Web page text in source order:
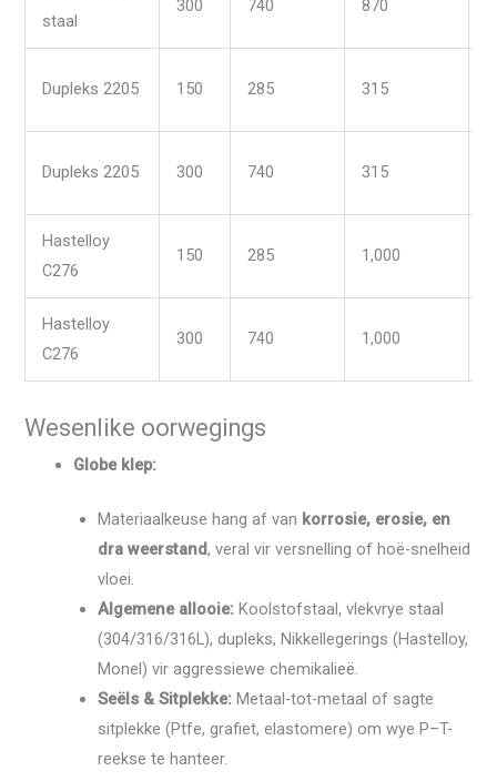
staal
300 740 870
Dupleks 2205 150 285 315
Dupleks 2205 300 740 315
Hastelloy
C276
150 285 1,000
Hastelloy
C276
300 740 1,000
Wesenlike oorwegings
Globe klep:
Materiaalkeuse hang af van korrosie, erosie, en
dra weerstand, veral vir versnelling of hoë-snelheid
vloei.
Algemene allooie: Koolstofstaal, vlekvrye staal
(304/316/316L), dupleks, Nikkellegerings (Hastelloy,
Monel) vir aggressiewe chemikalieë.
Seëls & Sitplekke: Metaal-tot-metaal of sagte
sitplekke (Ptfe, grafiet, elastomere) om wye P–T-
reekse te hanteer.